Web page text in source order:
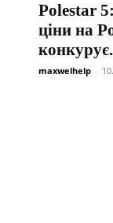
Polestar
ціни на
maxwelhelp -